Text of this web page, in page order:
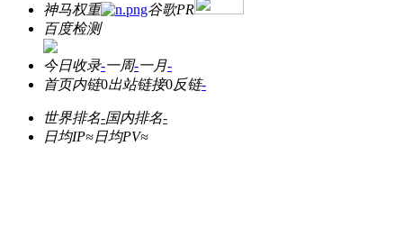
神马权重
谷歌PR
百度检测
今日收录-一周-一月-
首页内链0出站链接0反链-
世界排名-国内排名-
日均IP≈日均PV≈